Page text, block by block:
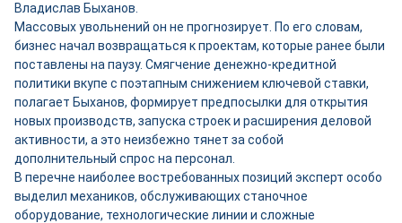
Владислав Быханов.
Массовых увольнений он не прогнозирует. По его словам,
бизнес начал возвращаться к проектам, которые ранее были
поставлены на паузу. Смягчение денежно-кредитной
политики вкупе с поэтапным снижением ключевой ставки,
полагает Быханов, формирует предпосылки для открытия
новых производств, запуска строек и расширения деловой
активности, а это неизбежно тянет за собой
дополнительный спрос на персонал.
В перечне наиболее востребованных позиций эксперт особо
выделил механиков, обслуживающих станочное
оборудование, технологические линии и сложные